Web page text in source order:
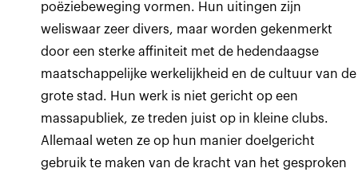
poëziebeweging vormen. Hun uitingen zijn
weliswaar zeer divers, maar worden gekenmerkt
door een sterke affiniteit met de hedendaagse
maatschappelijke werkelijkheid en de cultuur van de
grote stad. Hun werk is niet gericht op een
massapubliek, ze treden juist op in kleine clubs.
Allemaal weten ze op hun manier doelgericht
gebruik te maken van de kracht van het gesproken